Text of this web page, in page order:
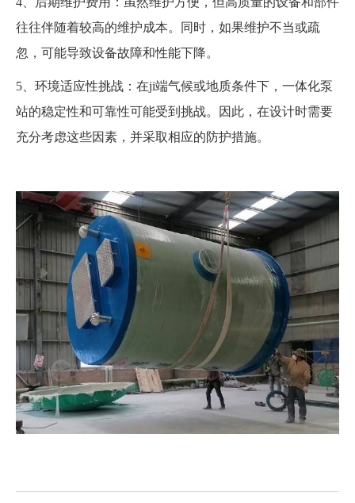
往往伴随着较高的维护成本。同时，如果维护不当或疏
忽，可能导致设备故障和性能下降。
5、环境适应性挑战：在ji端气候或地质条件下，一体化泵
站的稳定性和可靠性可能受到挑战。因此，在设计时需要
充分考虑这些因素，并采取相应的防护措施。